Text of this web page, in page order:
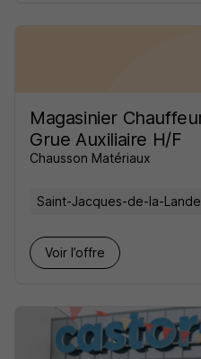
Magasinier
Grue Auxiliaire H/F
Chausson Matériaux
Saint-Jacques-de-la-
Voir l’offre